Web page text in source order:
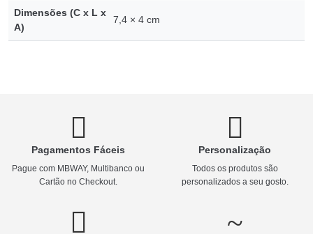
Dimensões (C x L x
A)
7,4 × 4 cm
Pagamentos Fáceis
Pague com MBWAY, Multibanco ou
Cartão no Checkout.
Personalização
Todos os produtos são
personalizados a seu gosto.